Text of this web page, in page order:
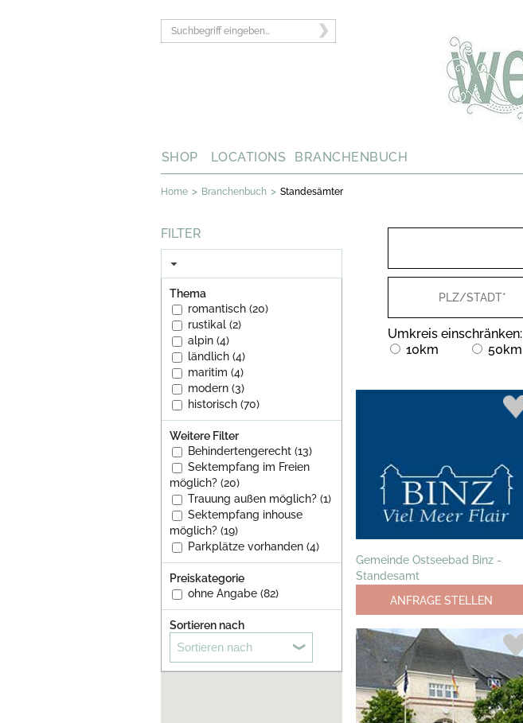
SHOP LOCATIONS BRANCHENBUCH
Home > Branchenbuch > Standesämter
FILTER
Thema
romantisch (20)
rustikal (2)
alpin (4)
ländlich (4)
maritim (4)
modern (3)
historisch (70)
Weitere Filter
Behindertengerecht (13)
Sektempfang im Freien
möglich? (20)
Trauung außen möglich? (1)
Sektempfang inhouse
möglich? (19)
Parkplätze vorhanden (4)
Preiskategorie
ohne Angabe (82)
Sortieren nach
Sortieren nach
Umkreis einschränken:
10km
50km
Gemeinde Ostseebad Binz -
Standesamt
ANFRAGE STELLEN